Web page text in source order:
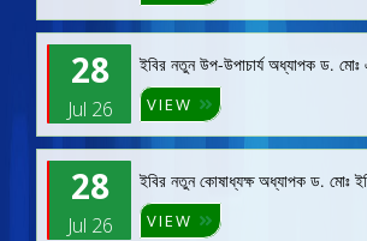
28
Jul 26
ইবির নতুন উপ-উপাচার্য অধ্যাপক ড.
VIEW
28
Jul 26
ইবির নতুন কোষাধ্যক্ষ অধ্যাপক ড. মোঃ
VIEW